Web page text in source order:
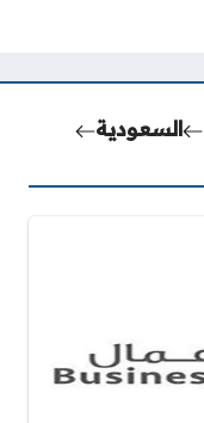
السعودية